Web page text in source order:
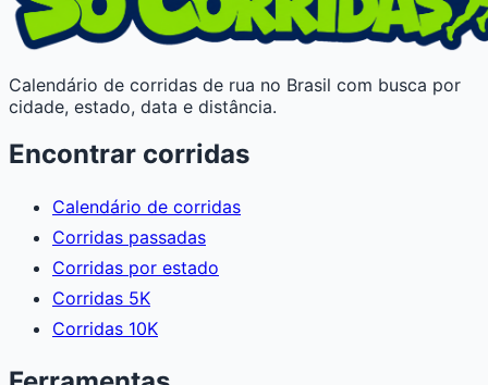
Calendário de corridas de rua no Brasil com busca por
cidade, estado, data e distância.
Encontrar corridas
Calendário de corridas
Corridas passadas
Corridas por estado
Corridas 5K
Corridas 10K